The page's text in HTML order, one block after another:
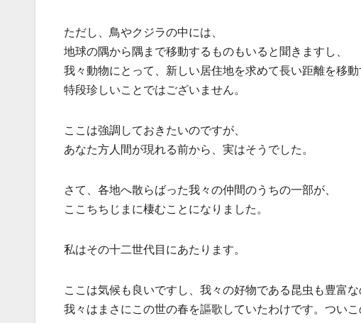
ただし、鳥やクジラの中には、
地球の隅から隅まで移動するものもいると聞きますし、
我々動物にとって、新しい居住地を求めて長い距離を移動
特段珍しいことではございません。
ここは強調しておきたいのですが、
あなた方人間が現れる前から、実はそうでした。
さて、各地へ散らばった我々の仲間のうちの一部が、
ここちちじまに棲むことになりました。
私はその十二世代目にあたります。
ここは気候も良いですし、我々の好物である昆虫も豊富な
我々はまさにこの世の春を謳歌していたわけです。ついこ